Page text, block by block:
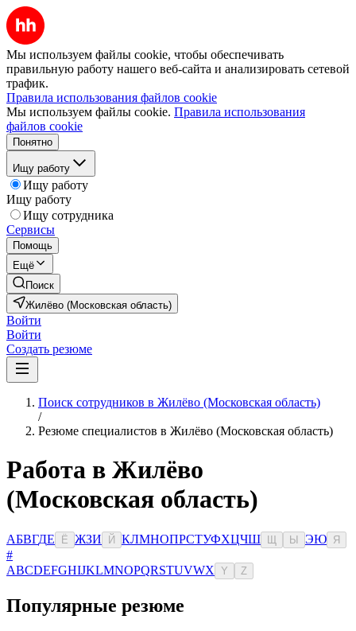
Мы используем файлы cookie, чтобы обеспечивать
правильную работу нашего веб-сайта и анализировать сетевой
трафик.
Правила использования файлов cookie
Мы используем файлы cookie. Правила использования
файлов cookie
Понятно
Ищу работу
Ищу работу
Ищу работу
Ищу сотрудника
Сервисы
Помощь
Ещё
Поиск
Жилёво (Московская область)
Войти
Войти
Создать резюме
Поиск сотрудников в Жилёво (Московская область)
/
Резюме специалистов в Жилёво (Московская область)
Работа в Жилёво
(Московская область)
АБВГДЕ Ё ЖЗИ Й КЛМНОПРСТУФХЦЧШ Ы ЭЮ Я
#
ABCDEFGHIJKLMNOPQRSTUVWX Y Z
Популярные резюме